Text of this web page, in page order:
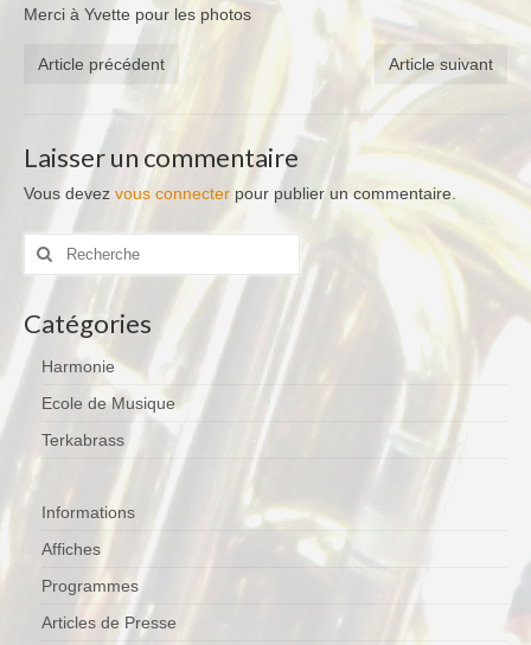
Merci à Yvette pour les photos
Article précédent Article suivant
Laisser un commentaire
Vous devez vous connecter pour publier un commentaire.
Rechercher
Catégories
Harmonie
Ecole de Musique
Terkabrass
Informations
Affiches
Programmes
Articles de Presse